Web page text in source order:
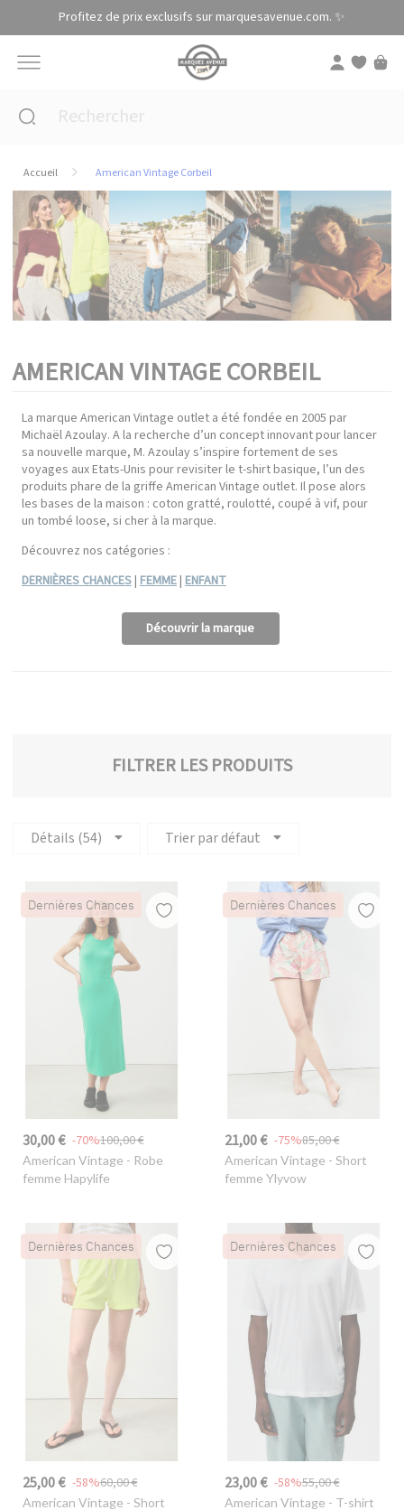
Profitez de prix exclusifs sur marquesavenue.com. ✨
Accueil American Vintage Corbeil
AMERICAN VINTAGE CORBEIL
La marque American Vintage outlet a été fondée en 2005 par
Michaël Azoulay. A la recherche d’un concept innovant pour lancer
sa nouvelle marque, M. Azoulay s’inspire fortement de ses
voyages aux Etats-Unis pour revisiter le t-shirt basique, l’un des
produits phare de la griffe American Vintage outlet. Il pose alors
les bases de la maison : coton gratté, roulotté, coupé à vif, pour
un tombé loose, si cher à la marque.
Découvrez nos catégories :
DERNIÈRES CHANCES| FEMME| ENFANT
Découvrir la marque
FILTRER LES PRODUITS
Détails (54) Trier par défaut
Dernières Chances
30,00 € 100,00 €
-70%
American Vintage - Robe
femme Hapylife
Dernières Chances
21,00 € 85,00 €
-75%
American Vintage - Short
femme Ylyvow
Dernières Chances
25,00 € 60,00 €
-58%
American Vintage - Short
Dernières Chances
23,00 € 55,00 €
-58%
American Vintage - T-shirt
Panneau de gestion des cookies